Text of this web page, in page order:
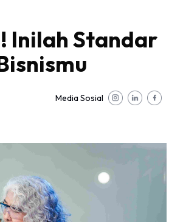
Inilah Standar
Media Sosial